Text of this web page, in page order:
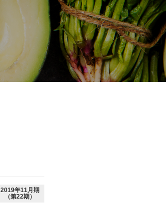
2019年11月期
（第22期）